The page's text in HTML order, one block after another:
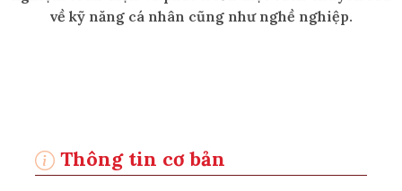
về kỹ năng cá nhân cũng như nghề nghiệp.
Thông tin cơ bản